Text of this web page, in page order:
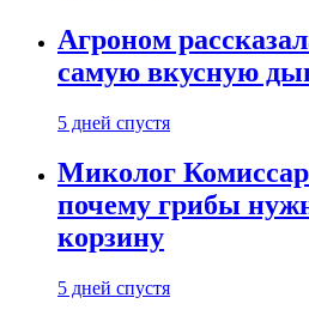
Агроном
самую вкусную
5 дней спустя
Миколог
почему грибы
корзину
5 дней спустя